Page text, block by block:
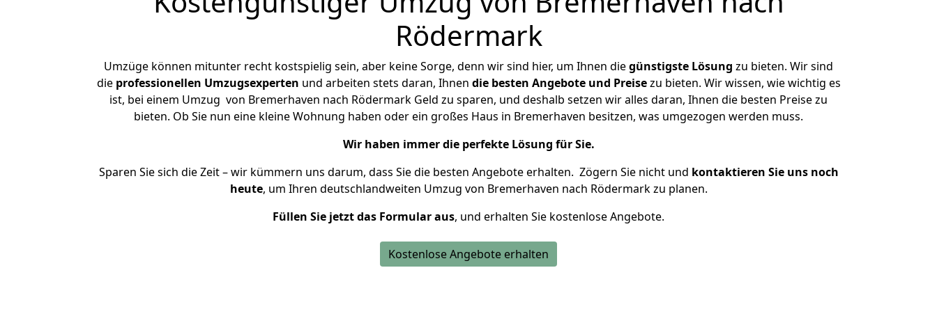
Rödermark
Umzüge können mitunter recht kostspielig sein, aber keine Sorge, denn wir sind hier, um Ihnen diegünstigste Lösung zu bieten. Wir sind
die professionellen Umzugsexperten und arbeiten stets daran, Ihnen die besten Angebote und Preisezu bieten. Wir wissen, wie wichtig es
ist, bei einem Umzug von Bremerhaven nach Rödermark Geld zu sparen, und deshalb setzen wir alles daran, Ihnen die besten Preise zu
bieten. Ob Sie nun eine kleine Wohnung haben oder ein großes Haus in Bremerhaven besitzen, was umgezogen werden muss.
Wir haben immer die perfekte Lösung für Sie.
Sparen Sie sich die Zeit – wir kümmern uns darum, dass Sie die besten Angebote erhalten. Zögern Sie nicht und kontaktieren Sie uns noch
heute, um Ihren deutschlandweiten Umzug von Bremerhaven nach Rödermark zu planen.
Füllen Sie jetzt das Formular aus, und erhalten Sie kostenlose Angebote.
Kostenlose Angebote erhalten